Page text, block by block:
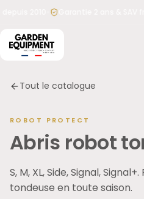
passer
au
contenu
e
pani
Votre
panier
vide
Aucun
Tapez votre besoin : « abri
lames Worx », «
Garantie 2 ans & SAV
Tout le catalogue
ROBOT PROTECT
Abris robot
S, M, XL, Side, Signal,
tondeuse en toute saison.